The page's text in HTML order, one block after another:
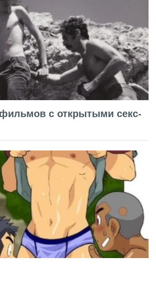
фильмов с открытыми секс-